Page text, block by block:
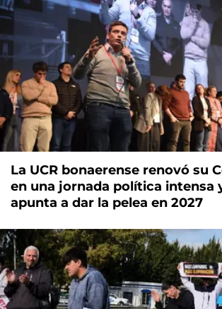
La UCR bonaerense renovó su
en una jornada política intensa
apunta a dar la pelea en 2027